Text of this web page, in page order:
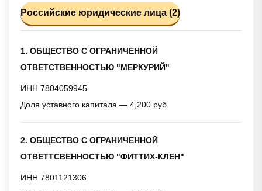
Российские юридические лица (2)
1. ОБЩЕСТВО С ОГРАНИЧЕННОЙ
ОТВЕТСТВЕННОСТЬЮ "МЕРКУРИЙ"
ИНН 7804059945
Доля уставного капитала — 4,200 руб.
2. ОБЩЕСТВО С ОГРАНИЧЕННОЙ
ОТВЕТТСВЕННОСТЬЮ "ФИТТИХ-КЛЕН"
ИНН 7801121306